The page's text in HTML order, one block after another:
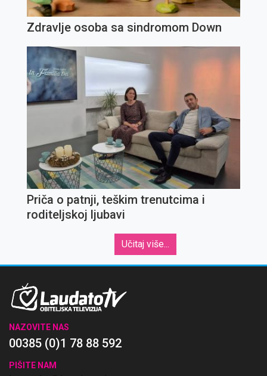
Zdravlje osoba sa sindromom Down
Priča o patnji, teškim trenutcima i
roditeljskoj ljubavi
Učitaj više...
NAZOVITE NAS
00385 (0)1 78 88 592
PIŠITE NAM